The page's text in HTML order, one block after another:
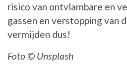
risico van ontvlambare en
gassen en verstopping van
vermijden dus!
Foto © Unsplash